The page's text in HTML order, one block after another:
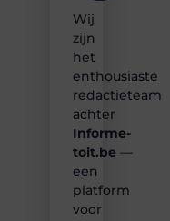
Wij
zijn
het
enthousiaste
redactieteam
achter
Informe-
toit.be —
een
platform
voor